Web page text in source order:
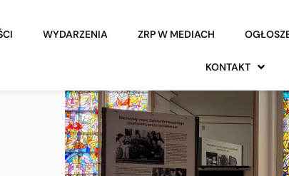
WYDARZENIA ZRP W MEDIACH
KONTAKT